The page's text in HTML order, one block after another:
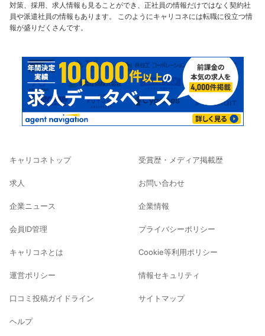
対策、採用、求人情報も見ることができ、正社員の情報だけではなく契約社
員や派遣社員の情報もあります。 このようにキャリコネには転職に役立つ情
報が盛りだくさんです。
キャリコネトップ
求人
企業ニュース
会員ID管理
キャリコネとは
運営ポリシー
口コミ投稿ガイドライン
ヘルプ
受賞歴・メディア掲載歴
お問い合わせ
企業情報
プライバシーポリシー
Cookie等利用ポリシー
情報セキュリティ
サイトマップ